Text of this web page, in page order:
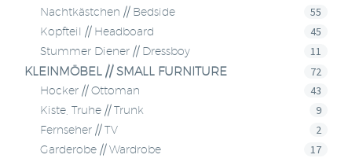
Nachtkästchen // Bedside 55
Kopfteil // Headboard 45
Stummer Diener // Dressboy 11
KLEINMÖBEL // SMALL FURNITURE 72
Hocker // Ottoman 43
Kiste, Truhe // Trunk 9
Fernseher // TV 2
Garderobe // Wardrobe 17